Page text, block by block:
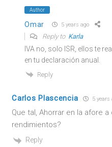
Author
Omar 5 years ago
Reply to Karla
IVA no, solo ISR, ellos te
en tu declaración anual.
Reply
Carlos Plascencia 5 years
Que tal, Ahorrar en la afore
rendimientos?
Reply